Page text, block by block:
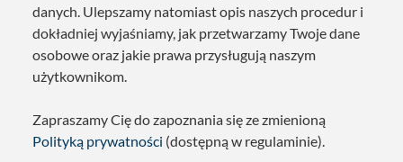
danych. Ulepszamy natomiast opis naszych procedur i
dokładniej wyjaśniamy, jak przetwarzamy Twoje dane
osobowe oraz jakie prawa przysługują naszym
użytkownikom.
Zapraszamy Cię do zapoznania się ze zmienioną
Polityką prywatności (dostępną w regulaminie).